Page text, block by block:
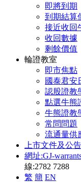
即將到期
到期結算
接近收回
收回數據
剩餘價值
輪證教室
即市焦點
國泰君安
認股證教
點選牛熊
牛熊證教
常問問題
流通量供
上市文件及公告
網址:GJ-
線:2782 7288
繁 簡 EN